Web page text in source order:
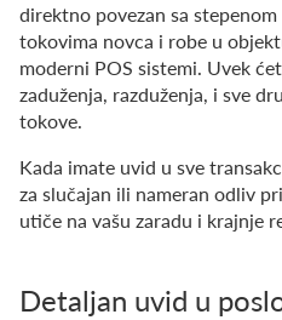
direktno povezan sa
tokovima novca i robe u
moderni POS sistemi. Uvek
zaduženja, razduženja, i sve
tokove.
Kada imate uvid u sve
za slučajan ili nameran odliv
utiče na vašu zaradu i krajnje
Detaljan uvid u